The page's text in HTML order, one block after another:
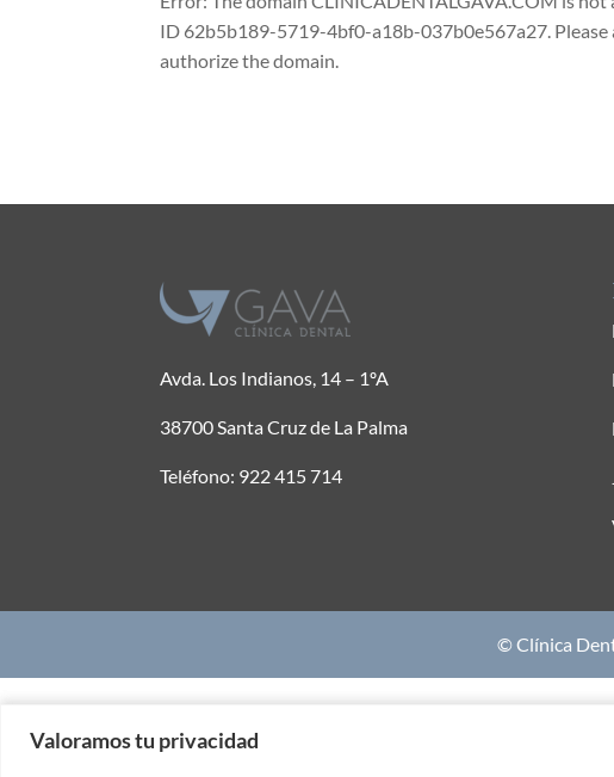
Valoramos tu privacidad
Valoramos tu privacidad
ID 62b5b189-5719-4bf0-a18b-037b0e567a27.
authorize the domain.
Avda. Los Indianos, 14 – 1ºA
38700 Santa Cruz de La Palma
Teléfono: 922 415 714
© Clínica